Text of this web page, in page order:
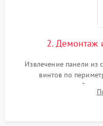
2. Демонтаж
Извлечение панели из
винтов по
стеклокерамической
сенсорного блока для